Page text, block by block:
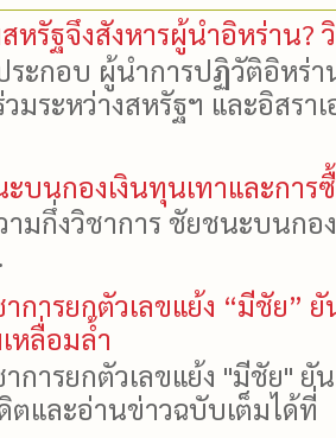
หรัฐจึงสังหารผู้นำอิหร่าน?
ะกอบ ผู้นำการปฏิวัติอิหร่า
มระหว่างสหรัฐฯ และอิสรา
บนกองเงินทุนเทาและการ
มกึ่งวิชาการ ชัยชนะบนกอ
การยกตัวเลขแย้ง “มีชัย”
หลื่อมล้ำ
การยกตัวเลขแย้ง "มีชัย"
ดิตและอ่านข่าวฉบับเต็มได้